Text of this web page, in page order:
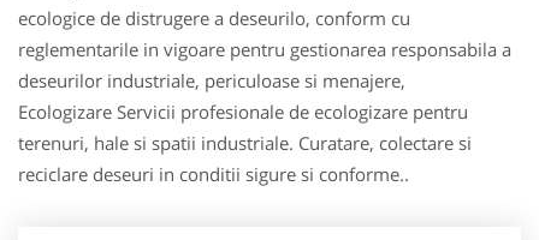
ecologice de distrugere a deseurilo, conform cu
reglementarile in vigoare pentru gestionarea responsabila a
deseurilor industriale, periculoase si menajere,
Ecologizare Servicii profesionale de ecologizare pentru
terenuri, hale si spatii industriale. Curatare, colectare si
reciclare deseuri in conditii sigure si conforme..